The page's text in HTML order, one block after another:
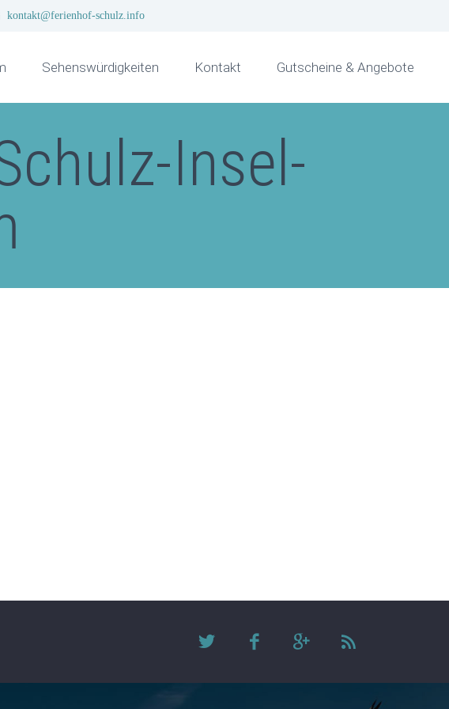
kontakt@ferienhof-schulz.info
Sehenswürdigkeiten Kontakt Gutscheine & Angebote
Insel-